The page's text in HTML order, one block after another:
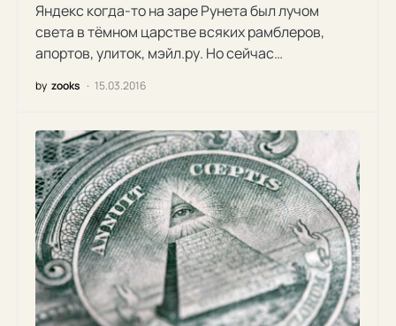
Яндекс когда-то на заре Рунета был лучом
света в тёмном царстве всяких рамблеров,
апортов, улиток, мэйл.ру. Но сейчас…
by zooks 15.03.2016